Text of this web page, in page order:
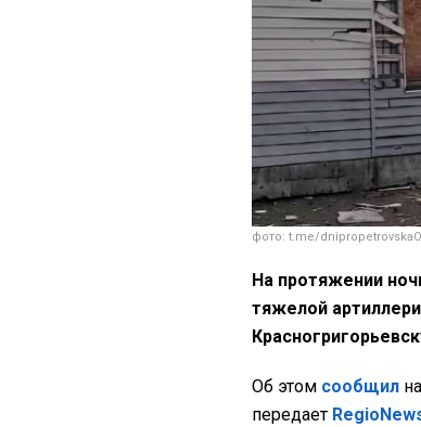
фото: t.me/
На протяжении
тяжелой
Об этом сообщил
передает